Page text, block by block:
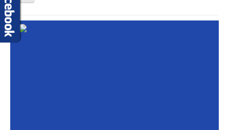
nawigację
Start
O nas